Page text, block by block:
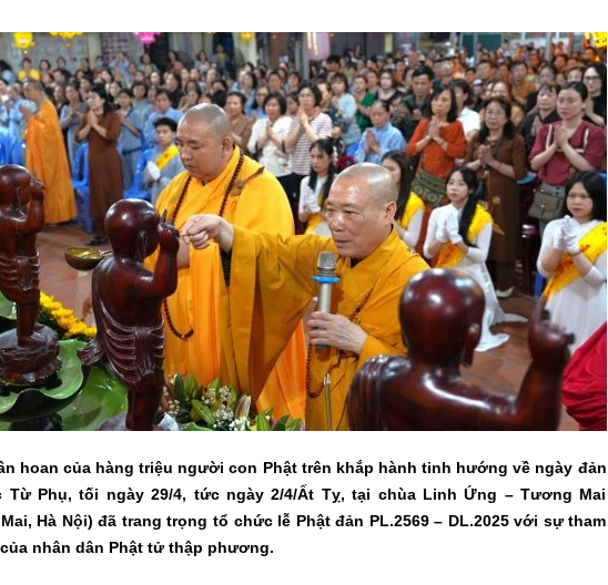
hoan của hàng triệu người con Phật trên khắp hành tinh hướng về ngày đản
Từ Phụ, tối ngày 29/4, tức ngày 2/4/Ất Tỵ, tại chùa Linh Ứng – Tương Mai
Hà Nội) đã trang trọng tổ chức lễ Phật đản PL.2569 – DL.2025 với sự tham
nhân dân Phật tử thập phương.